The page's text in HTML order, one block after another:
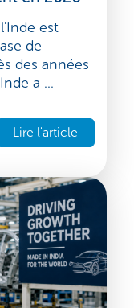
de
en 2026
est
de
des années
Lire l'article